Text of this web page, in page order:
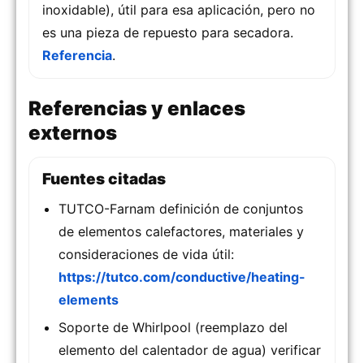
inoxidable), útil para esa aplicación, pero no
es una pieza de repuesto para secadora.
Referencia.
Referencias y enlaces
externos
Fuentes citadas
TUTCO-Farnam definición de conjuntos
de elementos calefactores, materiales y
consideraciones de vida útil:
https://tutco.com/conductive/heating-
elements
Soporte de Whirlpool (reemplazo del
elemento del calentador de agua) verificar